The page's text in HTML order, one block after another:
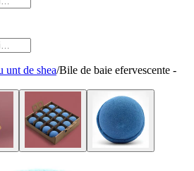
unt de shea/Bile de baie efervescente -